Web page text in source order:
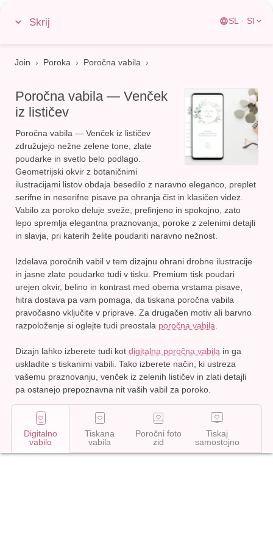
Skrij SL · SI
Join › Poroka › Poročna vabila
Poročna vabila — Venček
iz lističev
Poročna vabila — Venček iz lističev
združujejo nežne zelene tone, zlate
poudarke in svetlo belo podlago.
Geometrijski okvir z botaničnimi
ilustracijami listov obdaja besedilo z naravno eleganco, preplet
serifne in neserifne pisave pa ohranja čist in klasičen videz.
Vabilo za poroko deluje sveže, prefinjeno in spokojno , zato
lepo spremlja elegantna praznovanja, poroke z zelenimi detajli
in slavja, pri katerih želite poudariti naravno nežnost.
Izdelava poročnih vabil v tem dizajnu ohrani drobne ilustracije
in jasne zlate poudarke tudi v tisku. Premium tisk poudari
urejen okvir, belino in kontrast med obema vrstama pisave,
hitra dostava pa vam pomaga, da tiskana poročna vabila
pravočasno vključite v priprave. Za drugačen motiv ali barvno
razpoloženje si oglejte tudi preostala poročna vabila
Dizajn lahko izberete tudi kot digitalna poročna vabila in ga
uskladite s tiskanimi vabili. Tako izberete način, ki ustreza
vašemu praznovanju, venček iz zelenih lističev in zlati detajli
pa ostanejo prepoznavna nit vaših vabil za poroko.
Digitalno
vabilo
Tiskana
vabila
Poročni foto
zid
Tiskaj
samostojno